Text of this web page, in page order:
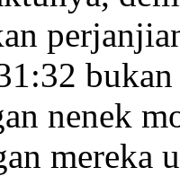
nenek
mereka